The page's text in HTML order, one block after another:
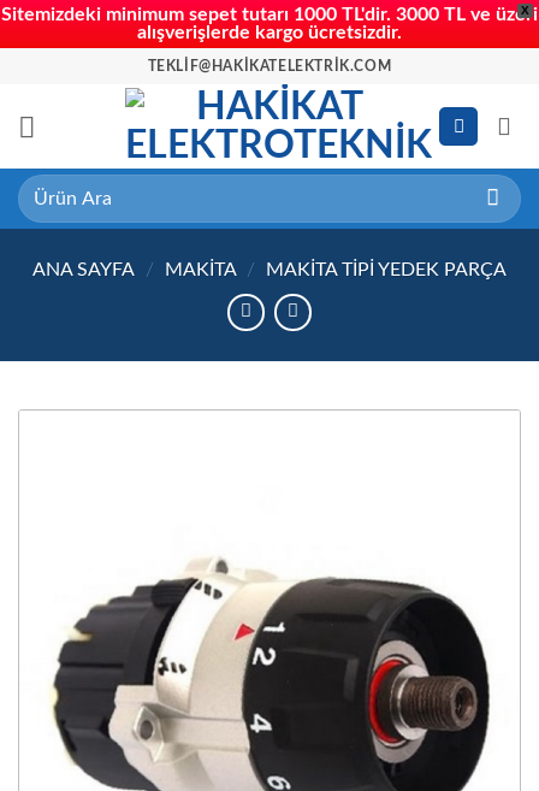
X
Sitemizdeki minimum sepet tutarı 1000 TL'dir. 3000 TL ve üzeri
alışverişlerde kargo ücretsizdir.
TEKLIF@HAKIKATELEKTRIK.COM
Ara:
ANA SAYFA / MAKITA / MAKITA TIPI YEDEK PARÇA